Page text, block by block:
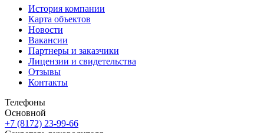
История компании
Карта объектов
Новости
Вакансии
Партнеры и заказчики
Лицензии и свидетельства
Отзывы
Контакты
Телефоны
Основной
+7 (8172) 23-99-66